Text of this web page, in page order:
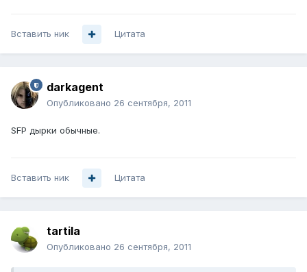
Вставить ник Цитата
darkagent
Опубликовано 26 сентября, 2011
SFP дырки обычные.
Вставить ник Цитата
tartila
Опубликовано 26 сентября, 2011